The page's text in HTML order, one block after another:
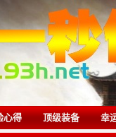
心得 顶级装备 幸